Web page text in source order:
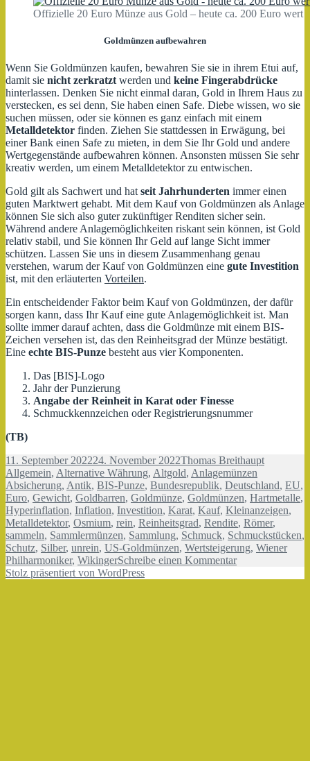
Offizielle 20 Euro Münze aus Gold – heute ca. 200 Euro wert
Goldmünzen aufbewahren
Wenn Sie Goldmünzen kaufen, bewahren Sie sie in ihrem Etui auf,
damit sie nicht zerkratzt werden und keine Fingerabdrücke
hinterlassen. Denken Sie nicht einmal daran, Gold in Ihrem Haus zu
verstecken, es sei denn, Sie haben einen Safe. Diebe wissen, wo sie
suchen müssen, oder sie können es ganz einfach mit einem
Metalldetektor finden. Ziehen Sie stattdessen in Erwägung, bei
einer Bank einen Safe zu mieten, in dem Sie Ihr Gold und andere
Wertgegenstände aufbewahren können. Ansonsten müssen Sie sehr
kreativ werden, um einem Metalldetektor zu entwischen.
Gold gilt als Sachwert und hat seit Jahrhunderten immer einen
guten Marktwert gehabt. Mit dem Kauf von Goldmünzen als Anlage
können Sie sich also guter zukünftiger Renditen sicher sein.
Während andere Anlagemöglichkeiten riskant sein können, ist Gold
relativ stabil, und Sie können Ihr Geld auf lange Sicht immer
schützen. Lassen Sie uns in diesem Zusammenhang genau
verstehen, warum der Kauf von Goldmünzen eine gute Investition
ist, mit den erläuterten Vorteilen.
Ein entscheidender Faktor beim Kauf von Goldmünzen, der dafür
sorgen kann, dass Ihr Kauf eine gute Anlagemöglichkeit ist. Man
sollte immer darauf achten, dass die Goldmünze mit einem BIS-
Zeichen versehen ist, das den Reinheitsgrad der Münze bestätigt.
Eine echte BIS-Punze besteht aus vier Komponenten.
Das [BIS]-Logo
Jahr der Punzierung
Angabe der Reinheit in Karat oder Finesse
Schmuckkennzeichen oder Registrierungsnummer
(TB)
Veröffentlicht
am
11. September 202224. November 2022Autor
Thomas Breithaupt
Allgemein, Alternative Währung, Altgold, Anlagemünzen
Absicherung, Antik, BIS-Punze, Bundesrepublik, Deutschland, EU,
Euro, Gewicht, Goldbarren, Goldmünze, Goldmünzen, Hartmetalle,
Hyperinflation, Inflation, Investition, Karat, Kauf, Kleinanzeigen,
Metalldetektor, Osmium, rein, Reinheitsgrad, Rendite, Römer,
sammeln, Sammlermünzen, Sammlung, Schmuck, Schmuckstücken,
Schutz, Silber, unrein, US-Goldmünzen, Wertsteigerung, Wiener
Philharmoniker, WikingerSchreibe einen Kommentarzu
Stolz präsentiert von WordPress